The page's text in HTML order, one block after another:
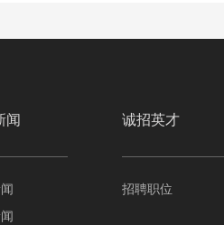
闻 诚招英才
招聘职位